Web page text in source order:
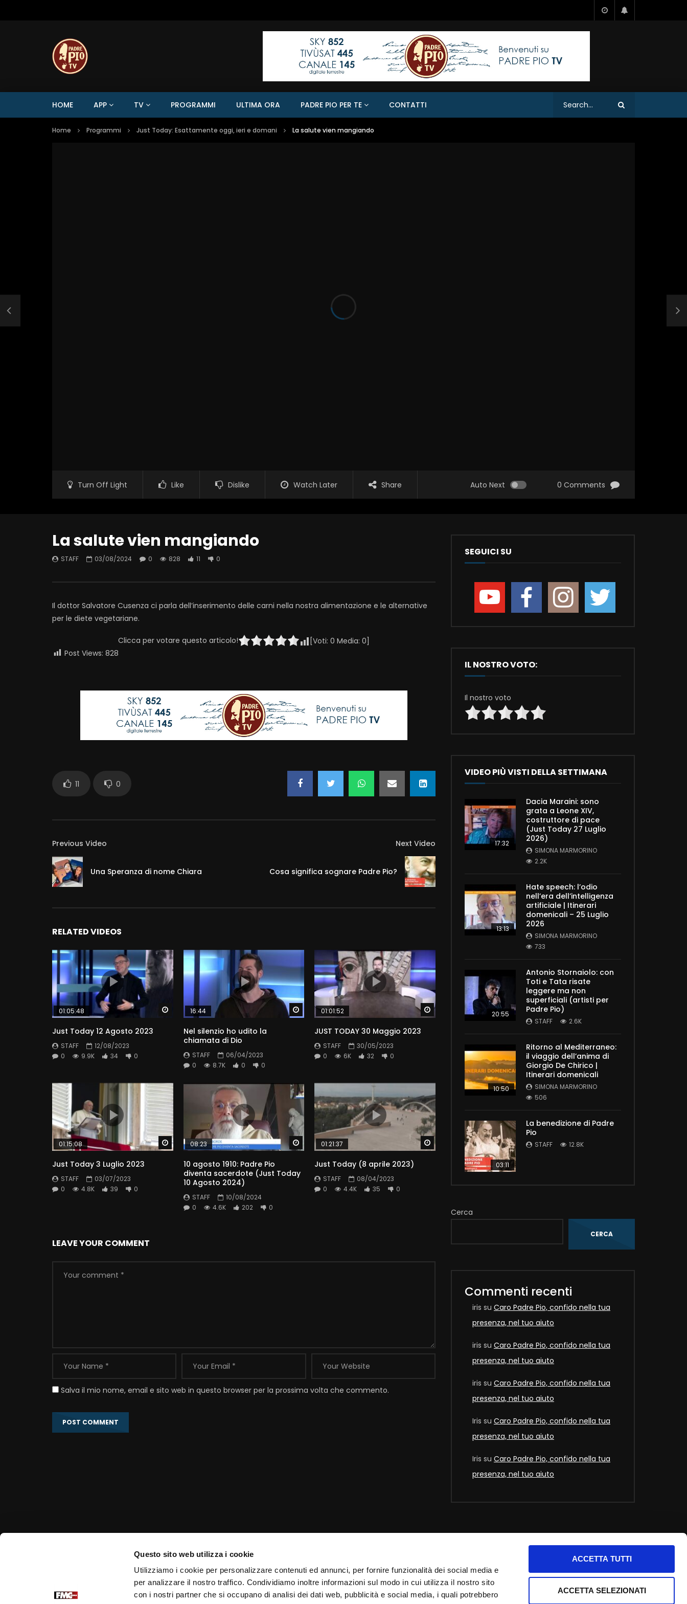
Questo sito web utilizza i cookie
Utilizziamo i cookie per personalizzare contenuti ed annunci, per fornire funzionalità dei social media e
per analizzare il nostro traffico. Condividiamo inoltre informazioni sul modo in cui utilizza il nostro sito
con i nostri partner che si occupano di analisi dei dati web, pubblicità e social media, i quali potrebbero
ACCETTA TUTTI
ACCETTA SELEZIONATI
HOME APP TV PROGRAMMI ULTIMA ORA PADRE PIO PER TE CONTATTI
Home Programmi Just Today: Esattamente oggi, ieri e domani La salute vien mangiando
Turn Off Light Like Dislike Watch Later Share Auto Next 0 Comments
La salute vien mangiando
STAFF 03/08/2024 0 828 11 0
Il dottor Salvatore Cusenza ci parla dell’inserimento delle carni nella nostra alimentazione e le alternative
per le diete vegetariane.
Clicca per votare questo articolo! [Voti: 0 Media: 0
Post Views: 828
11 0
Previous Video
Una Speranza di nome Chiara
Next Video
Cosa significa sognare Padre Pio?
RELATED VIDEOS
Watch Later
01:05:48
Just Today 12 Agosto 2023
STAFF
12/08/2023
0
9.9K 34 0
Watch Later
16:44
Nel silenzio ho udito la
chiamata di Dio
STAFF
06/04/2023
0
8.7K 0 0
Watch Later
01:01:52
JUST TODAY 30 Maggio 2023
STAFF
30/05/2023
0
6K 32 0
Watch Later
01:15:08
Just Today 3 Luglio 2023
STAFF
03/07/2023
0
4.8K 39 0
Watch Later
08:23
10 agosto 1910: Padre Pio
diventa sacerdote (Just Today
10 Agosto 2024)
STAFF
10/08/2024
0
4.6K 202 0
Watch Later
01:21:37
Just Today (8 aprile 2023)
STAFF
08/04/2023
0
4.4K 35 0
LEAVE YOUR COMMENT
Salva il mio nome, email e sito web in questo browser per la prossima volta che commento.
SEGUICI SU
IL NOSTRO VOTO:
Il nostro voto
VIDEO PIÙ VISTI DELLA SETTIMANA
17:32
Dacia Maraini: sono
grata a Leone XIV,
costruttore di pace
(Just Today 27 Luglio
2026)
SIMONA MARMORINO
2.2K
13:13
Hate speech: l’odio
nell’era dell’intelligenza
artificiale | Itinerari
domenicali – 25 Luglio
2026
SIMONA MARMORINO
733
20:55
Antonio Stornaiolo: con
Toti e Tata risate
leggere ma non
superficiali (artisti per
Padre Pio)
STAFF 2.6K
10:50
Ritorno al Mediterraneo:
il viaggio dell’anima di
Giorgio De Chirico |
Itinerari domenicali
SIMONA MARMORINO
506
03:11
La benedizione di Padre
Pio
STAFF 12.8K
Cerca
CERCA
Commenti recenti
iris su Caro Padre Pio, confido nella tua
presenza, nel tuo aiuto
iris su Caro Padre Pio, confido nella tua
presenza, nel tuo aiuto
iris su Caro Padre Pio, confido nella tua
presenza, nel tuo aiuto
Iris su Caro Padre Pio, confido nella tua
presenza, nel tuo aiuto
Iris su Caro Padre Pio, confido nella tua
presenza, nel tuo aiuto
Portale Ufficiale PadrePio.it
Fondazione Voce di Padre Pio
Contatti
Email:info@padrepio.tv
Tel:+39.0882.413113
Info utili
Informativa privacy
Cookie Policy